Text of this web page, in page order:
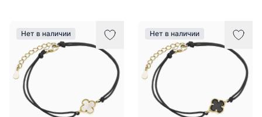
Нет в наличии Нет в наличии